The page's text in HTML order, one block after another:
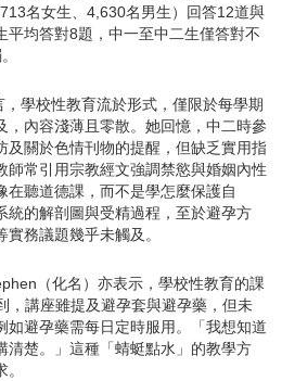
名女生、4,630名男生）回答12道與
平均答對8題，中一至中二生僅答對不
學校性教育流於形式，僅限於每學期
，內容淺薄且零散。她回憶，中二時參
及關於色情刊物的提醒，但缺乏實用指
師常引用宗教經文強調禁慾與婚姻內性
在聽道德課，而不是學怎麼保護自
統的解剖圖與受精過程，至於避孕方
務議題幾乎未觸及。
（化名）亦表示，學校性教育的課
，講座雖提及避孕套與避孕藥，但未
如避孕藥需每日定時服用。「我想知道
清楚。」這種「蜻蜓點水」的教學方